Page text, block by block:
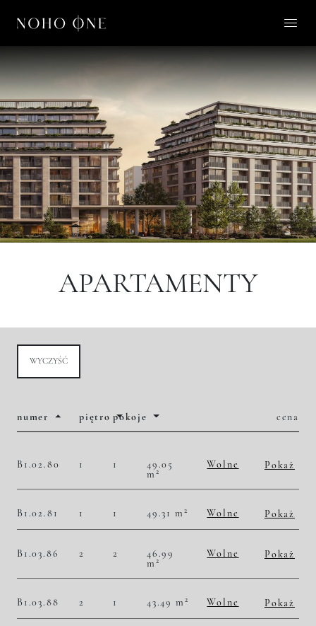
O NOHO ONE
LIFESTYLE
APARTAMENTY
O NAS
KONTAKT
APARTAMENTY
WYCZYŚĆ
numer piętro pokoje cena
B1.02.80 1 1
49.05
m 2
Wolne
Pokaż
B1.02.81 1 1 49.31 m 2 Wolne
Pokaż
B1.03.86 2 2
46.99
m 2
Wolne
Pokaż
B1.03.88 2 1 43.49 m 2 Wolne
Pokaż